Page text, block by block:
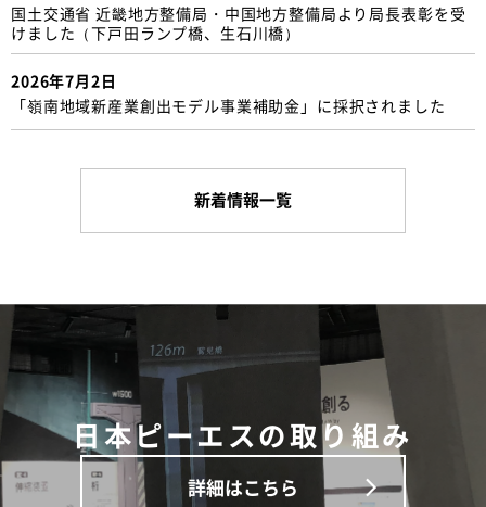
国土交通省 近畿地方整備局・中国地方整備局より局長表彰を受
けました（下戸田ランプ橋、生石川橋）
2026年7月2日
「嶺南地域新産業創出モデル事業補助金」に採択されました
新着情報一覧
日本ピーエスの取り組み
詳細はこちら